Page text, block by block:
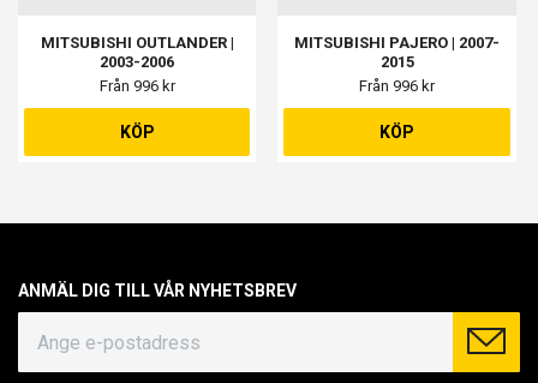
MITSUBISHI OUTLANDER |
2003-2006
Från 996 kr
KÖP
MITSUBISHI PAJERO | 2007-
2015
Från 996 kr
KÖP
ANMÄL DIG TILL VÅR NYHETSBREV